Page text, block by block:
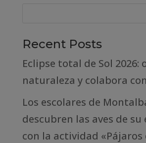
Recent Posts
Eclipse total de Sol 2026:
naturaleza y colabora
Los escolares de
descubren las aves de
con la actividad «Pájaros